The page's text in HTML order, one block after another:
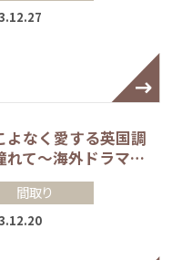
なく愛する英国調
れて～海外ドラマ…
間取り